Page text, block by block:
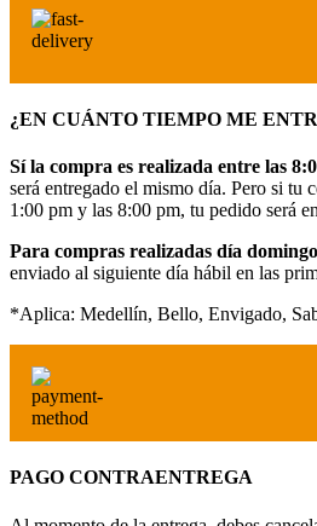
¿EN CUÁNTO TIEMPO ME
Sí la compra es realizada entre las
será entregado el mismo día. Pero si tu
1:00 pm y las 8:00 pm, tu pedido será
Para compras realizadas día
enviado al siguiente día hábil en las
*Aplica: Medellín, Bello, Envigado,
PAGO CONTRAENTREGA